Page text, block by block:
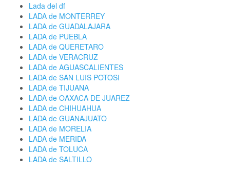
Lada del df
LADA de MONTERREY
LADA de GUADALAJARA
LADA de PUEBLA
LADA de QUERETARO
LADA de VERACRUZ
LADA de AGUASCALIENTES
LADA de SAN LUIS POTOSI
LADA de TIJUANA
LADA de OAXACA DE JUAREZ
LADA de CHIHUAHUA
LADA de GUANAJUATO
LADA de MORELIA
LADA de MERIDA
LADA de TOLUCA
LADA de SALTILLO